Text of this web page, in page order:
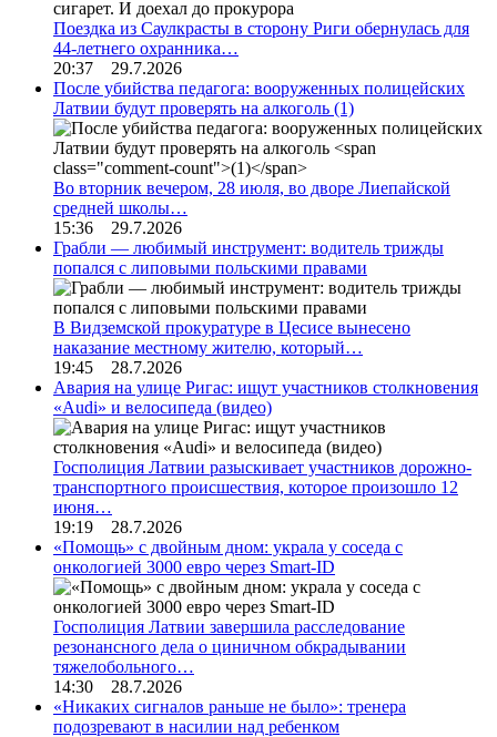
Поездка из Саулкрасты в сторону Риги обернулась для
44-летнего охранника…
20:37 29.7.2026
После убийства педагога: вооруженных полицейских
Латвии будут проверять на алкоголь (1)
Во вторник вечером, 28 июля, во дворе Лиепайской
средней школы…
15:36 29.7.2026
Грабли — любимый инструмент: водитель трижды
попался с липовыми польскими правами
В Видземской прокуратуре в Цесисе вынесено
наказание местному жителю, который…
19:45 28.7.2026
Авария на улице Ригас: ищут участников столкновения
«Audi» и велосипеда (видео)
Госполиция Латвии разыскивает участников дорожно-
транспортного происшествия, которое произошло 12
июня…
19:19 28.7.2026
«Помощь» с двойным дном: украла у соседа с
онкологией 3000 евро через Smart-ID
Госполиция Латвии завершила расследование
резонансного дела о циничном обкрадывании
тяжелобольного…
14:30 28.7.2026
«Никаких сигналов раньше не было»: тренера
подозревают в насилии над ребенком